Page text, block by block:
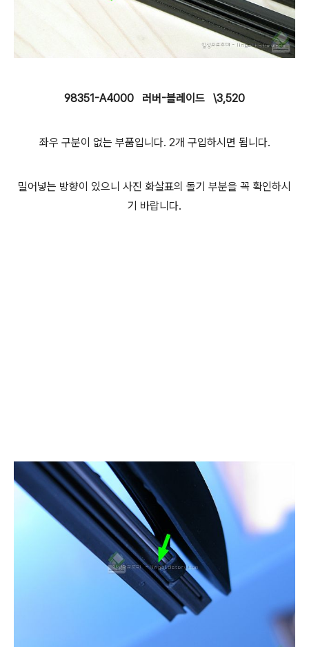
98351-A4000 러버-블레이드 \3,520
좌우 구분이 없는 부품입니다. 2개 구입하시면 됩니다.
밀어넣는 방향이 있으니 사진 화살표의 돌기 부분을 꼭 확인하시
기 바랍니다.